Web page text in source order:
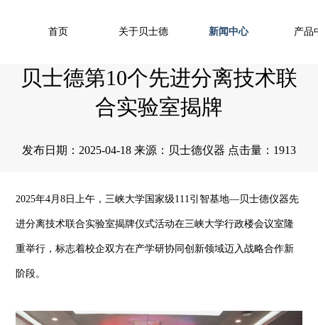
首页 关于贝士德 新闻中心 产品
贝士德第10个先进分离技术联
合实验室揭牌
发布日期：2025-04-18 来源：贝士德仪器 点击量：1913
2025年4月8日上午，三峡大学国家级111引智基地—贝士德仪器先
进分离技术联合实验室揭牌仪式活动在三峡大学行政楼会议室隆
重举行，标志着校企双方在产学研协同创新领域迈入战略合作新
阶段。